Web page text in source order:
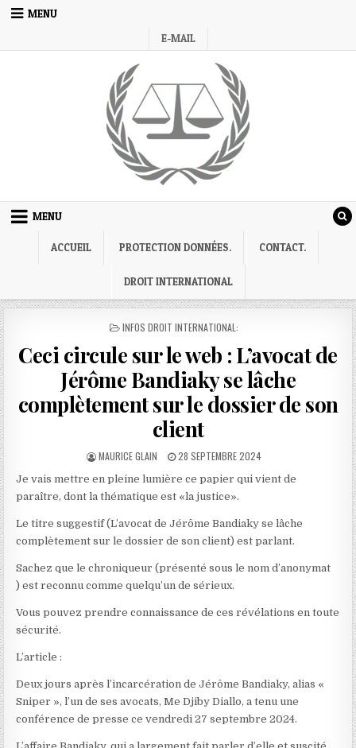
Skip
MENU
E-MAIL
MENU
ACCUEIL PROTECTION DONNÉES. CONTACT.
DROIT INTERNATIONAL
POSTED
INFOS DROIT INTERNATIONAL:
Ceci circule sur le web : L’avocat de
Jérôme Bandiaky se lâche
complètement sur le dossier de son
client
AUTHOR:
MAURICE GLAIN
PUBLISHED
28 SEPTEMBRE 2024
Je vais mettre en pleine lumière ce papier qui vient de
paraître, dont la thématique est «la justice».
Le titre suggestif (L’avocat de Jérôme Bandiaky se lâche
complètement sur le dossier de son client) est parlant.
Sachez que le chroniqueur (présenté sous le nom d’anonymat
) est reconnu comme quelqu’un de sérieux.
Vous pouvez prendre connaissance de ces révélations en toute
sécurité.
L’article :
Deux jours après l’incarcération de Jérôme Bandiaky, alias «
Sniper », l’un de ses avocats, Me Djiby Diallo, a tenu une
conférence de presse ce vendredi 27 septembre 2024.